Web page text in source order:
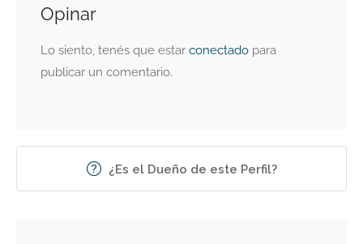
Opinar
Lo siento, tenés que estar conectado para
publicar un comentario.
¿Es el Dueño de este Perfil?